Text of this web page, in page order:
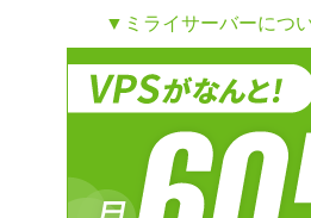
▼ミライサーバーにつ